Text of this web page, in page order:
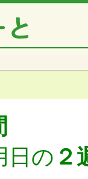
日の ２